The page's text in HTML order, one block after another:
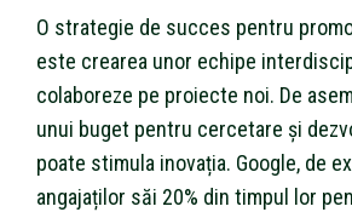
O strategie de succes pentru
este crearea unor echipe
colaboreze pe proiecte noi. De
unui buget pentru cercetare și
poate stimula inovația. Google, de
angajaților săi 20% din timpul lor